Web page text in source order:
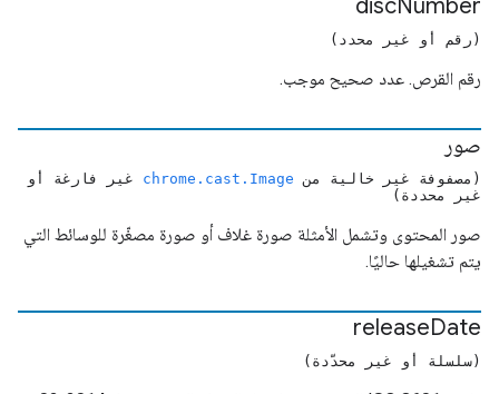
discNumber
(رقم أو غير محدد)
رقم القرص. عدد صحيح موجب.
صور
(مصفوفة غير خالية من chrome.cast.Image غير فارغة أو
غير محددة)
صور المحتوى وتشمل الأمثلة صورة غلاف أو صورة مصغّرة للوسائط التي
يتم تشغيلها حاليًا.
releaseDate
(سلسلة أو غير محدّدة)